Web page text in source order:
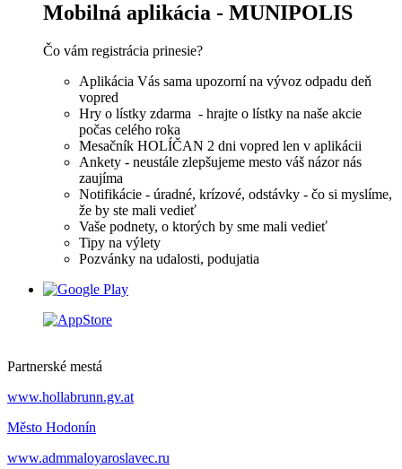
Mobilná aplikácia - MUNIPOLIS
Čo vám registrácia prinesie?
Aplikácia Vás sama upozorní na vývoz odpadu deň
vopred
Hry o lístky zdarma - hrajte o lístky na naše akcie
počas celého roka
Mesačník HOLÍČAN 2 dni vopred len v aplikácii
Ankety - neustále zlepšujeme mesto váš názor nás
zaujíma
Notifikácie - úradné, krízové, odstávky - čo si myslíme,
že by ste mali vedieť
Vaše podnety, o ktorých by sme mali vedieť
Tipy na výlety
Pozvánky na udalosti, podujatia
Partnerské mestá
www.hollabrunn.gv.at
Město Hodonín
www.admmaloyaroslavec.ru